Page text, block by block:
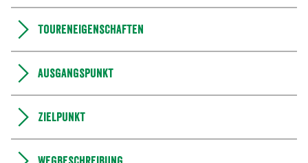
Toureneigenschaften
Ausgangspunkt
Zielpunkt